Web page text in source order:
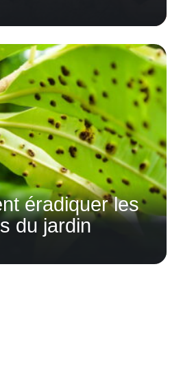
éradiquer les
du jardin